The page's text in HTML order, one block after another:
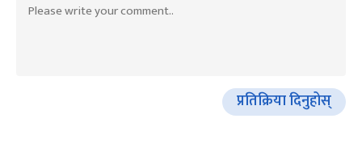
प्रतिक्रिया दिनुहोस्